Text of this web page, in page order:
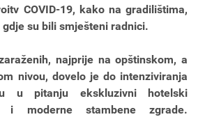
COVID-19, kako na gradilištima,
su bili smješteni radnici.
najprije na opštinskom, a
nivou, dovelo je do intenziviranja
u pitanju ekskluzivni hotelski
i moderne stambene zgrade.